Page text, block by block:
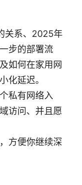
关系、2025年
步的部署流
如何在家用网
化延迟。
私有网络入
访问、并且愿
方便你继续深